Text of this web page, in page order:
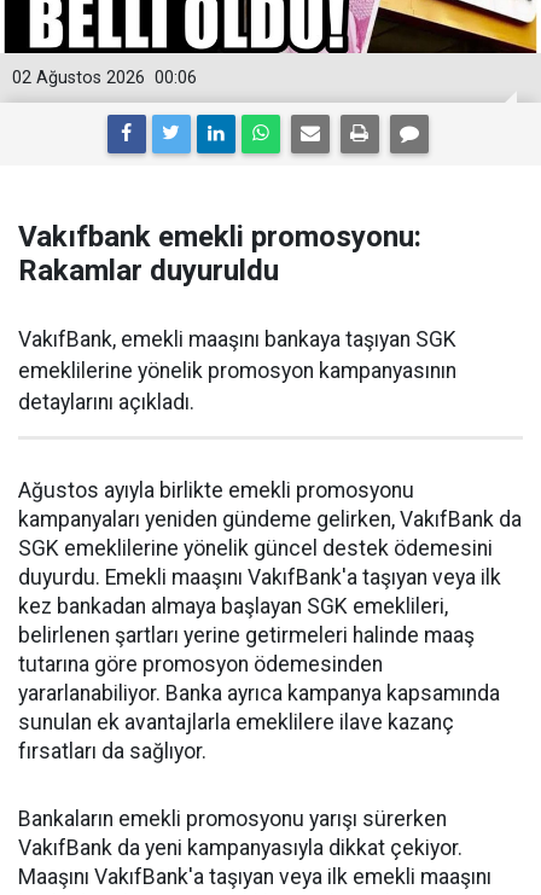
00:06
02 Ağustos 2026
Vakıfbank emekli promosyonu:
Rakamlar duyuruldu
VakıfBank, emekli maaşını bankaya taşıyan SGK
emeklilerine yönelik promosyon kampanyasının
detaylarını açıkladı.
Ağustos ayıyla birlikte emekli promosyonu
kampanyaları yeniden gündeme gelirken, VakıfBank da
SGK emeklilerine yönelik güncel destek ödemesini
duyurdu. Emekli maaşını VakıfBank'a taşıyan veya ilk
kez bankadan almaya başlayan SGK emeklileri,
belirlenen şartları yerine getirmeleri halinde maaş
tutarına göre promosyon ödemesinden
yararlanabiliyor. Banka ayrıca kampanya kapsamında
sunulan ek avantajlarla emeklilere ilave kazanç
fırsatları da sağlıyor.
Bankaların emekli promosyonu yarışı sürerken
VakıfBank da yeni kampanyasıyla dikkat çekiyor.
Maaşını VakıfBank'a taşıyan veya ilk emekli maaşını